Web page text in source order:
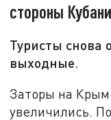
стороны
Туристы снова
выходные.
Заторы на
увеличились.